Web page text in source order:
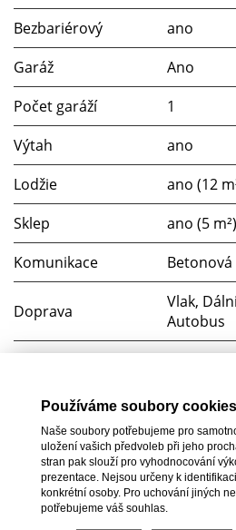
Bezbariérový
ano
Garáž
Ano
Počet garáží
1
Výtah
ano
Lodžie
ano (12
Sklep
ano (5 m²)
Komunikace
Betonová
Doprava
Vlak,
Autobus
Elektřina
230V
Odpad
Veřejná
Používáme soubory cookies
Naše soubory potřebujeme pro
uložení vašich předvoleb při jeho
stran pak slouží pro vyhodnocování
prezentace. Nejsou určeny k
konkrétní osoby. Pro uchování jiných
potřebujeme váš souhlas.